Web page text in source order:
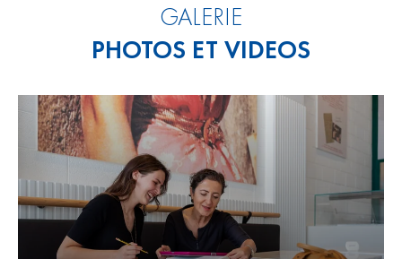
GALERIE
PHOTOS ET VIDEOS